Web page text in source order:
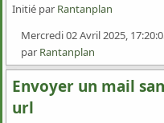
Initié par Rantanplan
Mercredi 02 Avril 2025,
par Rantanplan
Envoyer un mail
url